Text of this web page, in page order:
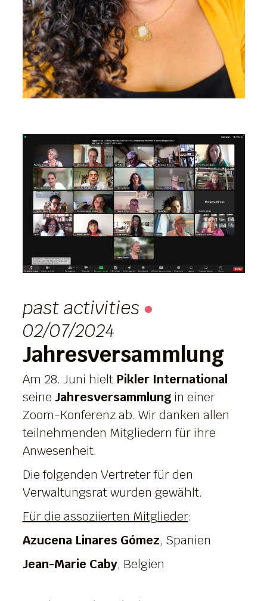
past activities
02/07/2024
Jahresversammlung
Am 28. Juni hielt Pikler International
seine Jahresversammlungin einer
Zoom-Konferenz ab. Wir danken allen
teilnehmenden Mitgliedern für ihre
Anwesenheit.
Die folgenden Vertreter für den
Verwaltungsrat wurden gewählt.
Für die assoziierten Mitglieder:
Azucena Linares Gómez, Spanien
Jean-Marie Caby, Belgien